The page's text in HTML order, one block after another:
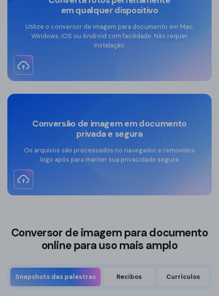
em qualquer dispositivo
Utilize o conversor de imagem para documento em Mac,
Windows, iOS ou Android com facilidade. Não requer
instalação.
Conversão de imagem em documento
privada e segura
Os arquivos são processados no navegador e removidos
logo após para manter sua privacidade segura.
Conversor de imagem para documento
online para uso mais amplo
Snapshots das palestras Recibos Currículos